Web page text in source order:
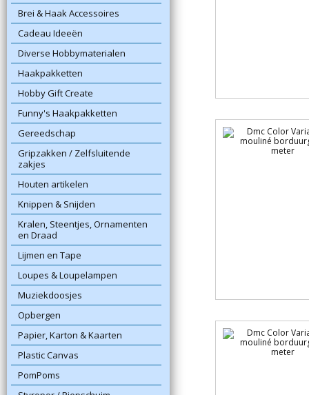
Brei & Haak Accessoires
Cadeau Ideeën
Diverse Hobbymaterialen
Haakpakketten
Hobby Gift Create
Funny's Haakpakketten
Gereedschap
Gripzakken / Zelfsluitende
zakjes
Houten artikelen
Knippen & Snijden
Kralen, Steentjes, Ornamenten
en Draad
Lijmen en Tape
Loupes & Loupelampen
Muziekdoosjes
Opbergen
Papier, Karton & Kaarten
Plastic Canvas
PomPoms